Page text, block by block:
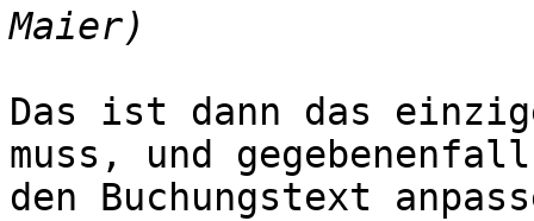
Das ist dann das
muss, und
den Buchungstext